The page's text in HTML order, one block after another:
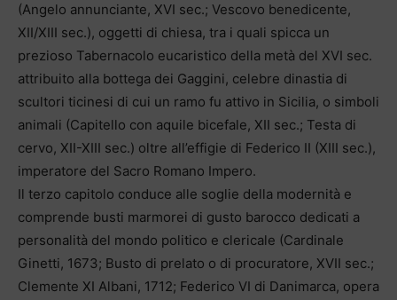
(Angelo annunciante, XVI sec.; Vescovo benedicente,
XII/XIII sec.), oggetti di chiesa, tra i quali spicca un
prezioso Tabernacolo eucaristico della metà del XVI sec.
attribuito alla bottega dei Gaggini, celebre dinastia di
scultori ticinesi di cui un ramo fu attivo in Sicilia, o simboli
animali (Capitello con aquile bicefale, XII sec.; Testa di
cervo, XII-XIII sec.) oltre all’effigie di Federico II (XIII sec.),
imperatore del Sacro Romano Impero.
Il terzo capitolo conduce alle soglie della modernità e
comprende busti marmorei di gusto barocco dedicati a
personalità del mondo politico e clericale (Cardinale
Ginetti, 1673; Busto di prelato o di procuratore, XVII sec.;
Clemente XI Albani, 1712; Federico VI di Danimarca, opera